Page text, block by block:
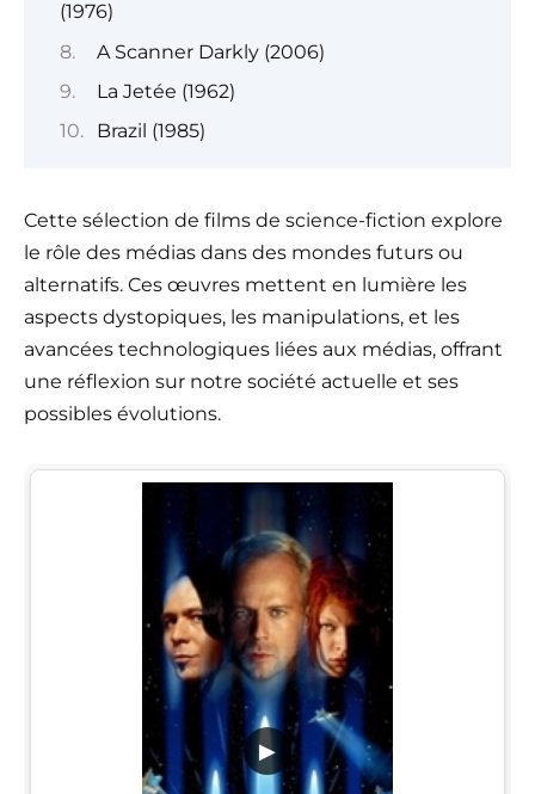
(1976)
A Scanner Darkly (2006)
La Jetée (1962)
Brazil (1985)
Cette sélection de films de science-fiction explore
le rôle des médias dans des mondes futurs ou
alternatifs. Ces œuvres mettent en lumière les
aspects dystopiques, les manipulations, et les
avancées technologiques liées aux médias, offrant
une réflexion sur notre société actuelle et ses
possibles évolutions.
▶